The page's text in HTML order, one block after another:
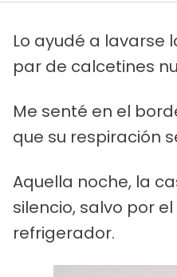
Lo ayudé a lavarse
par de calcetines
Me senté en el
que su respiración
Aquella noche, la
silencio, salvo por
refrigerador.